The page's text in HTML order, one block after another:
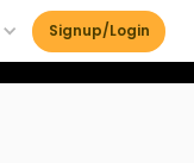
Signup/Login